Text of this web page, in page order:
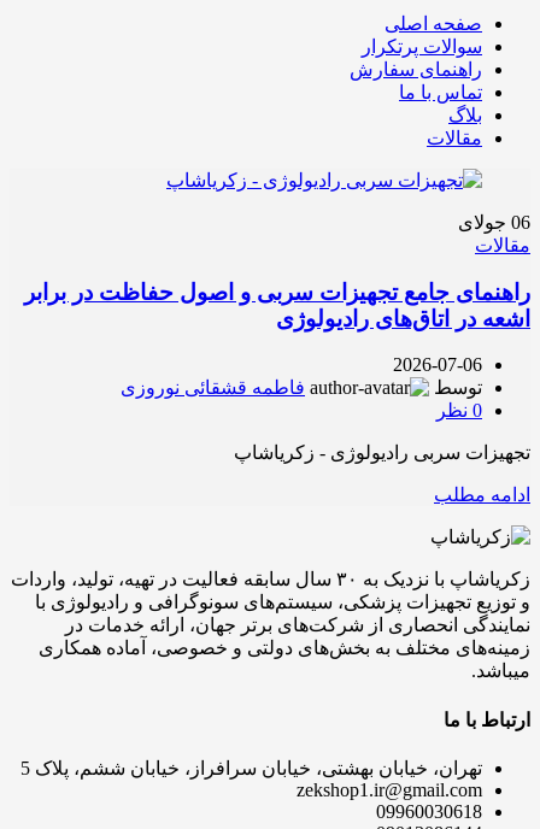
صفحه اصلی
سوالات پرتکرار
راهنمای سفارش
تماس با ما
بلاگ
مقالات
06 جولای
مقالات
راهنمای جامع تجهیزات سربی و اصول حفاظت در برابر
اشعه در اتاق‌های رادیولوژی
2026-07-06
توسط
فاطمه قشقائی نوروزی
0 نظر
تجهیزات سربی رادیولوژی - زکریاشاپ
ادامه مطلب
زکریاشاپ با نزدیک به ۳۰ سال سابقه فعالیت در تهیه، تولید، واردات
و توزیع تجهیزات پزشکی، سیستم‌های سونوگرافی و رادیولوژی با
نمایندگی انحصاری از شرکت‌های برتر جهان، ارائه خدمات در
زمینه‌های مختلف به بخش‌های دولتی و خصوصی، آماده همکاری
میباشد.
ارتباط با ما
تهران، خیابان بهشتی، خیابان سرافراز، خیابان ششم، پلاک 5
zekshop1.ir@gmail.com
09960030618